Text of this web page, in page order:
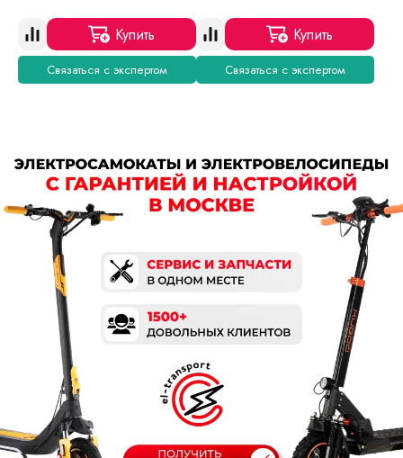
Купить
Связаться с экспертом
Купить
Связаться с экспертом